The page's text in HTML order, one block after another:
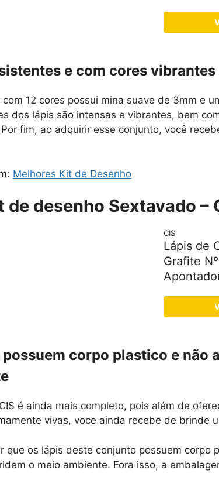
e com cores vibrantes
com 12 cores possui mina suave de 3mm e
dos lápis são intensas e vibrantes, bem
fim, ao adquirir esse conjunto, você
Melhores Kit de Desenho
de desenho Sextavado –
CIS
Lápis de
Grafite
possuem corpo plastico e não
é ainda mais completo, pois além de
vivas, voce ainda recebe de brinde
que os lápis deste conjunto possuem corpo
o meio ambiente. Fora isso, a